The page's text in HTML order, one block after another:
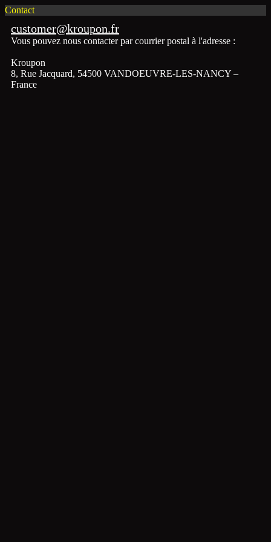
Contact
customer@kroupon.fr
Vous pouvez nous contacter par courrier postal à l'adresse :
Kroupon
8, Rue Jacquard, 54500 VANDOEUVRE-LES-NANCY –
France